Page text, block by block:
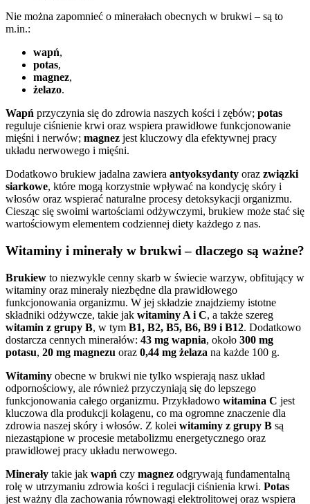
Nie można zapomnieć o minerałach obecnych w brukwi – są to
m.in.:
wapń,
potas,
magnez,
żelazo.
Wapń przyczynia się do zdrowia naszych kości i zębów; potas
reguluje ciśnienie krwi oraz wspiera prawidłowe funkcjonowanie
mięśni i nerwów; magnez jest kluczowy dla efektywnej pracy
układu nerwowego i mięśni.
Dodatkowo brukiew jadalna zawiera antyoksydanty oraz związki
siarkowe, które mogą korzystnie wpływać na kondycję skóry i
włosów oraz wspierać naturalne procesy detoksykacji organizmu.
Ciesząc się swoimi wartościami odżywczymi, brukiew może stać się
wartościowym elementem codziennej diety każdego z nas.
Witaminy i minerały w brukwi – dlaczego są ważne?
Brukiew to niezwykle cenny skarb w świecie warzyw, obfitujący w
witaminy oraz minerały niezbędne dla prawidłowego
funkcjonowania organizmu. W jej składzie znajdziemy istotne
składniki odżywcze, takie jak witaminy A i C, a także szereg
witamin z grupy B, w tym B1, B2, B5, B6, B9 i B12. Dodatkowo
dostarcza cennych minerałów: 43 mg wapnia, około 300 mg
potasu, 20 mg magnezu oraz 0,44 mg żelaza na każde 100 g.
Witaminy obecne w brukwi nie tylko wspierają nasz układ
odpornościowy, ale również przyczyniają się do lepszego
funkcjonowania całego organizmu. Przykładowo witamina C jest
kluczowa dla produkcji kolagenu, co ma ogromne znaczenie dla
zdrowia naszej skóry i włosów. Z kolei witaminy z grupy B są
niezastąpione w procesie metabolizmu energetycznego oraz
prawidłowej pracy układu nerwowego.
Minerały takie jak wapń czy magnez odgrywają fundamentalną
rolę w utrzymaniu zdrowia kości i regulacji ciśnienia krwi. Potas
jest ważny dla zachowania równowagi elektrolitowej oraz wspiera